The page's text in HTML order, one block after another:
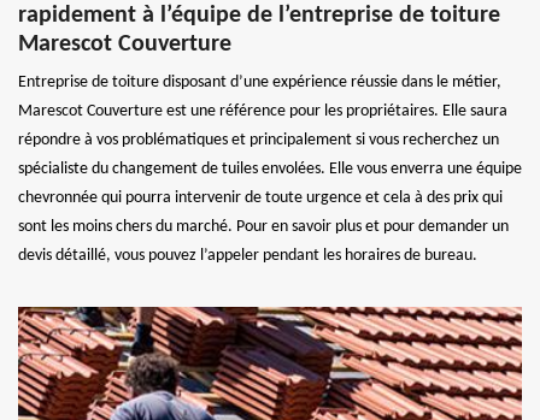
rapidement à l’équipe de l’entreprise de toiture
Marescot Couverture
Entreprise de toiture disposant d’une expérience réussie dans le métier,
Marescot Couverture est une référence pour les propriétaires. Elle saura
répondre à vos problématiques et principalement si vous recherchez un
spécialiste du changement de tuiles envolées. Elle vous enverra une équipe
chevronnée qui pourra intervenir de toute urgence et cela à des prix qui
sont les moins chers du marché. Pour en savoir plus et pour demander un
devis détaillé, vous pouvez l’appeler pendant les horaires de bureau.